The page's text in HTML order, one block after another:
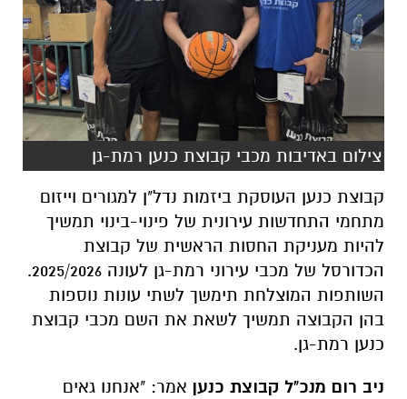
צילום באדיבות מכבי קבוצת כנען רמת-גן
קבוצת כנען העוסקת ביזמות נדל"ן למגורים וייזום
מתחמי התחדשות עירונית של פינוי-בינוי תמשיך
להיות מעניקת החסות הראשית של קבוצת
הכדורסל של מכבי עירוני רמת-גן לעונה 2025/2026.
השותפות המוצלחת תימשך לשתי עונות נוספות
בהן הקבוצה תמשיך לשאת את השם מכבי קבוצת
כנען רמת-גן.
ניב רום מנכ"ל קבוצת כנען אמר: "אנחנו גאים